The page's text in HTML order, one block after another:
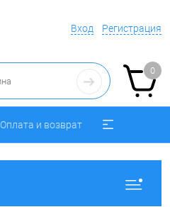
Вход Регистрация
0
Оплата и возврат